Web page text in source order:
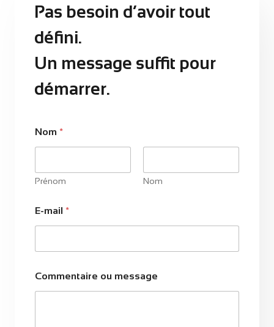
Pas besoin d’avoir tout
défini.
Un message suffit pour
démarrer.
Nom *
Prénom Nom
E-mail *
Commentaire ou message